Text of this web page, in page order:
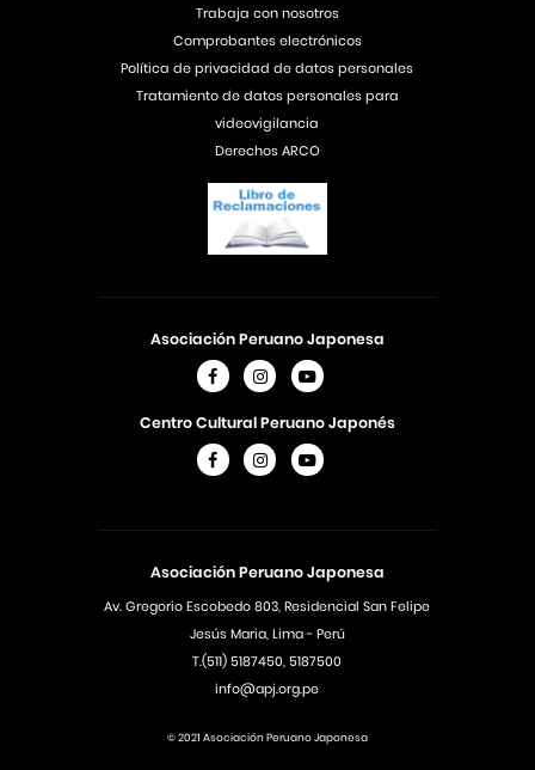
Asociación Peruano Japonesa
Av. Gregorio Escobedo 803, Residencial San Felipe
Jesús Maria, Lima - Perú
T.(511) 5187450, 5187500
info@apj.org.pe
Asociación Peruano Japonesa
Centro Cultural Peruano Japonés
Trabaja con nosotros
Comprobantes electrónicos
Política de privacidad de datos personales
Tratamiento de datos personales para
videovigilancia
Derechos ARCO
© 2021 Asociación Peruano Japonesa